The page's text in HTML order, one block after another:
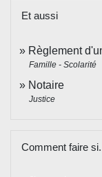
Et aussi
Règlement
Famille - Scolarité
Notaire
Justice
Comment faire